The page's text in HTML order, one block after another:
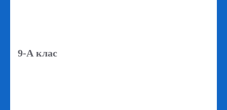
9-А клас